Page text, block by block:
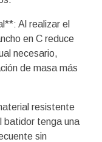
Al realizar el
en C reduce
necesario,
de masa más
resistente
batidor tenga una
sin